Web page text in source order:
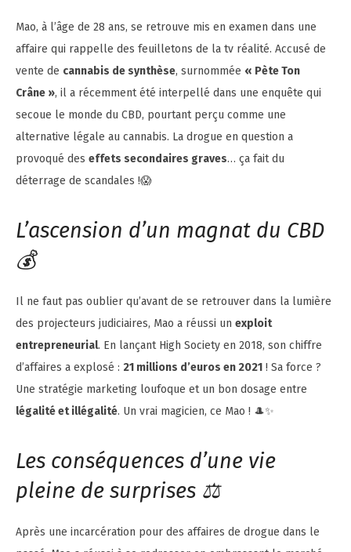
Mao, à l’âge de 28 ans, se retrouve mis en examen dans une
affaire qui rappelle des feuilletons de la tv réalité. Accusé de
vente de cannabis de synthèse, surnommée « Pète Ton
Crâne », il a récemment été interpellé dans une enquête qui
secoue le monde du CBD, pourtant perçu comme une
alternative légale au cannabis. La drogue en question a
provoqué des effets secondaires graves… ça fait du
déterrage de scandales !😱
L’ascension d’un magnat du CBD
💰
Il ne faut pas oublier qu’avant de se retrouver dans la lumière
des projecteurs judiciaires, Mao a réussi un exploit
entrepreneurial. En lançant High Society en 2018, son chiffre
d’affaires a explosé : 21 millions d’euros en 2021 ! Sa force ?
Une stratégie marketing loufoque et un bon dosage entre
légalité et illégalité. Un vrai magicien, ce Mao ! 🎩✨
Les conséquences d’une vie
pleine de surprises ⚖️
Après une incarcération pour des affaires de drogue dans le